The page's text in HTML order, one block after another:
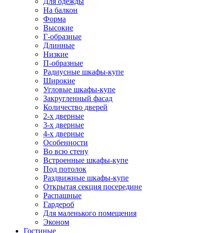
На балкон
Форма
Высокие
Г-образные
Длинные
Низкие
П-образные
Радиусные шкафы-купе
Широкие
Угловые шкафы-купе
Закругленный фасад
Количество дверей
2-х дверные
3-х дверные
4-х дверные
Особенности
Во всю стену
Встроенные шкафы-купе
Под потолок
Раздвижные шкафы-купе
Открытая секция посередине
Распашные
Гардероб
Для маленького помещения
Эконом
Гостиные